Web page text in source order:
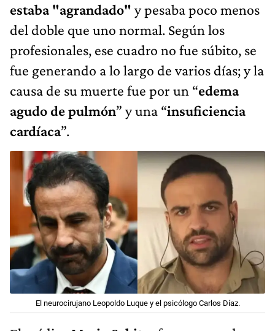
estaba "agrandado" y pesaba poco menos
del doble que uno normal. Según los
profesionales, ese cuadro no fue súbito, se
fue generando a lo largo de varios días; y la
causa de su muerte fue por un “edema
agudo de pulmón” y una “insuficiencia
cardíaca”.
El neurocirujano Leopoldo Luque y el psicólogo Carlos Díaz.